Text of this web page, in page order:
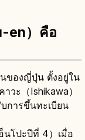
en）คือ
นของญี่ปุ่น ตั้งอยู่ใน
วะ（Ishikawa）
การขึ้นทะเบียน
นโปะปีที่ 4）เมื่อ